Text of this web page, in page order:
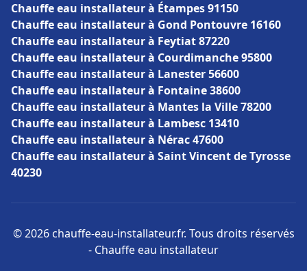
Chauffe eau installateur à Étampes 91150
Chauffe eau installateur à Gond Pontouvre 16160
Chauffe eau installateur à Feytiat 87220
Chauffe eau installateur à Courdimanche 95800
Chauffe eau installateur à Lanester 56600
Chauffe eau installateur à Fontaine 38600
Chauffe eau installateur à Mantes la Ville 78200
Chauffe eau installateur à Lambesc 13410
Chauffe eau installateur à Nérac 47600
Chauffe eau installateur à Saint Vincent de Tyrosse
40230
© 2026 chauffe-eau-installateur.fr. Tous droits réservés
- Chauffe eau installateur